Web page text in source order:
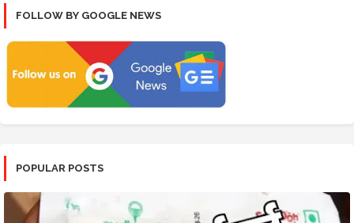
FOLLOW BY GOOGLE NEWS
POPULAR POSTS